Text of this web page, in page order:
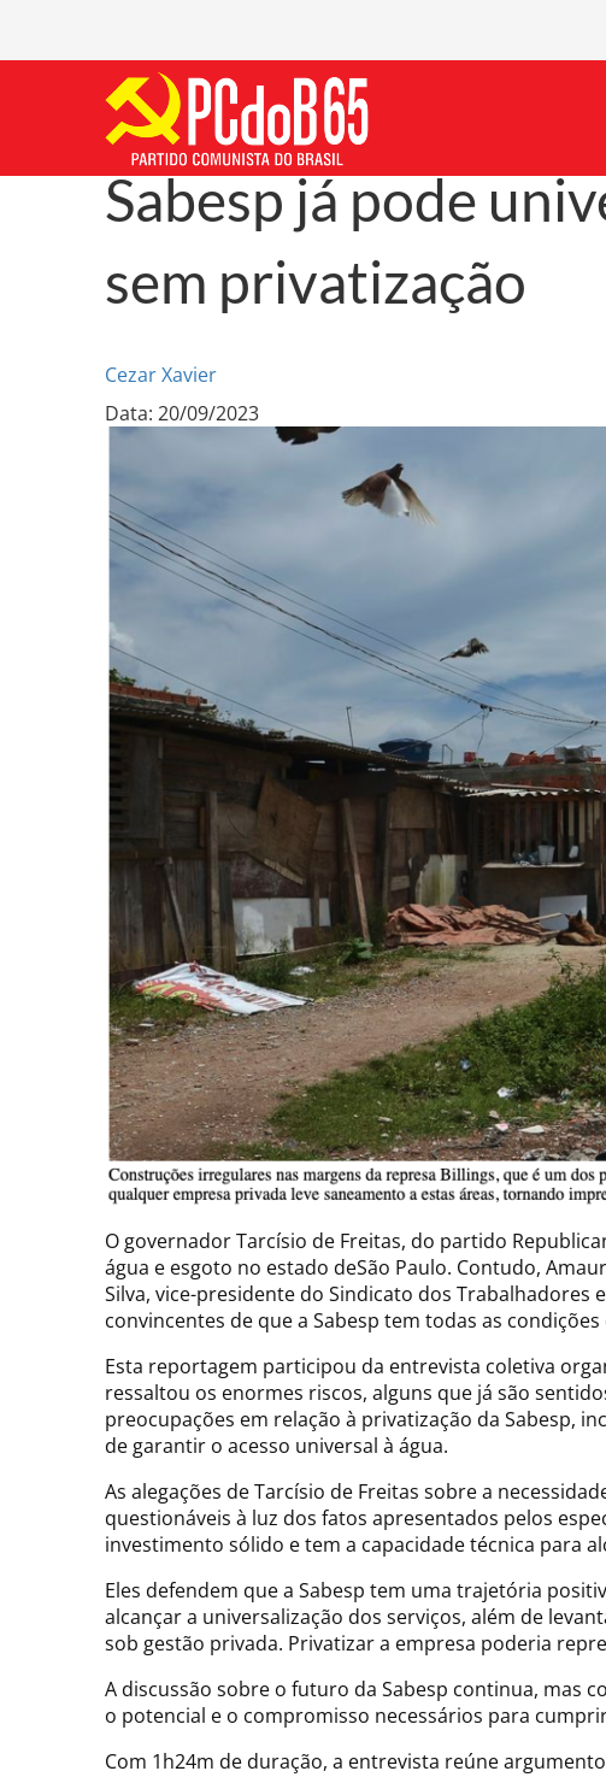
Sabesp já pode
sem privatização
Cezar Xavier
Data: 20/09/2023
O governador Tarcísio de Freitas, do partido
água e esgoto no estado deSão Paulo. Contudo,
Silva, vice-presidente do Sindicato dos Trabalhadores
convincentes de que a Sabesp tem todas as
Esta reportagem participou da entrevista coletiva
ressaltou os enormes riscos, alguns que já são
preocupações em relação à privatização da Sabesp,
de garantir o acesso universal à água.
As alegações de Tarcísio de Freitas sobre a
questionáveis à luz dos fatos apresentados pelos
investimento sólido e tem a capacidade técnica para
Eles defendem que a Sabesp tem uma trajetória
alcançar a universalização dos serviços, além de
sob gestão privada. Privatizar a empresa poderia
A discussão sobre o futuro da Sabesp continua, mas
o potencial e o compromisso necessários para
Com 1h24m de duração, a entrevista reúne